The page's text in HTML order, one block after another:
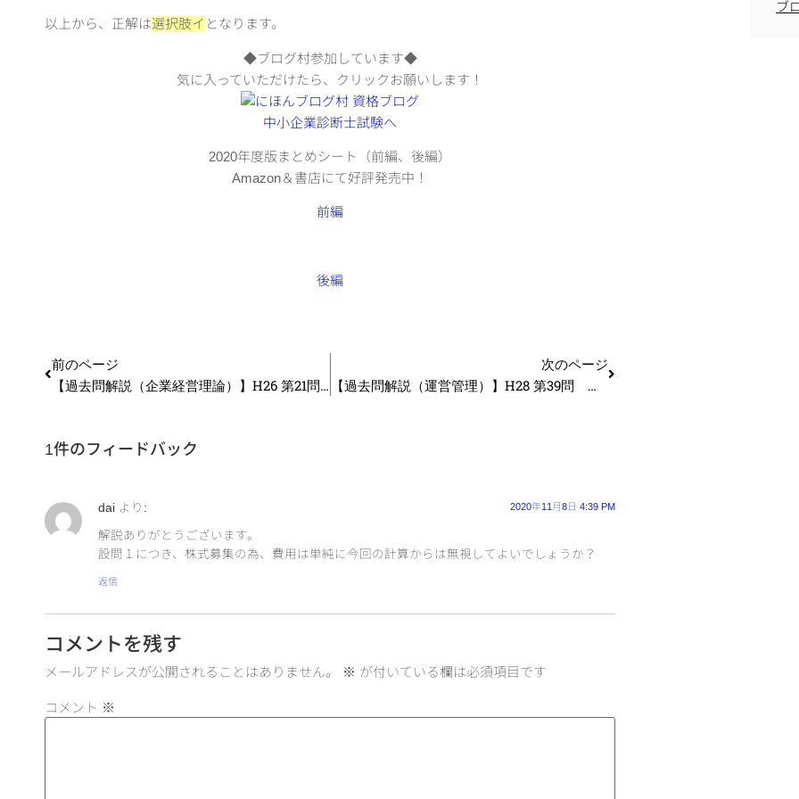
以上から、正解は選択肢イ となります。
◆ブログ村参加しています◆
気に入っていただけたら、クリックお願いします！
2020年度版まとめシート（前編、後編）
Amazon＆書店にて好評発売中！
前編
後編
前のページ
【過去問解説（企業経営理論）】H26 第21問 組織改革
次のページ
【過去問解説（運営管理）】H28 第39問 販売データ分析
1件のフィードバック
dai より: 2020年11月8日 4:39 PM
解説ありがとうございます。
設問１につき、株式募集の為、費用は単純に今回の計算からは無視してよいでしょうか？
返信
コメントを残す
メールアドレスが公開されることはありません。 ※ が付いている欄は必須項目です
コメント ※
ブ